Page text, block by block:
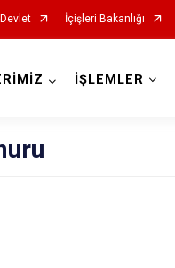
İçişleri Bakanlığı
İŞLEMLER